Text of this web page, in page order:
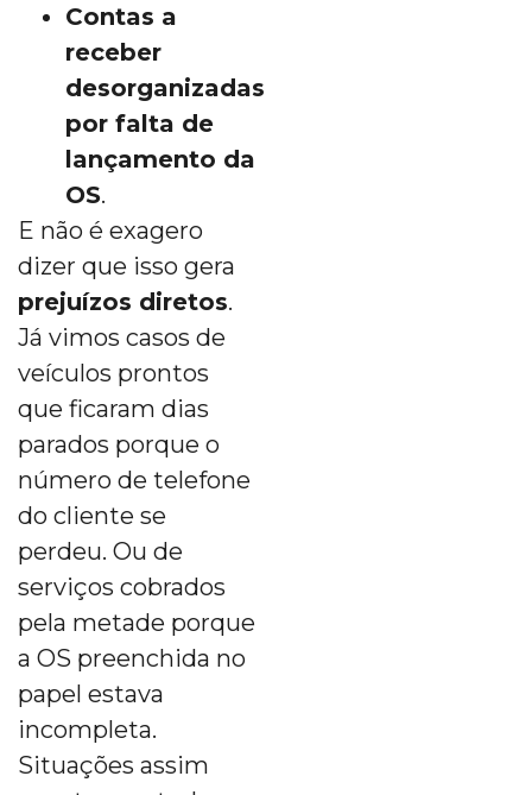
Contas a
receber
desorganizadas
por falta de
lançamento da
OS.
E não é exagero
dizer que isso gera
prejuízos diretos.
Já vimos casos de
veículos prontos
que ficaram dias
parados porque o
número de telefone
do cliente se
perdeu. Ou de
serviços cobrados
pela metade porque
a OS preenchida no
papel estava
incompleta.
Situações assim